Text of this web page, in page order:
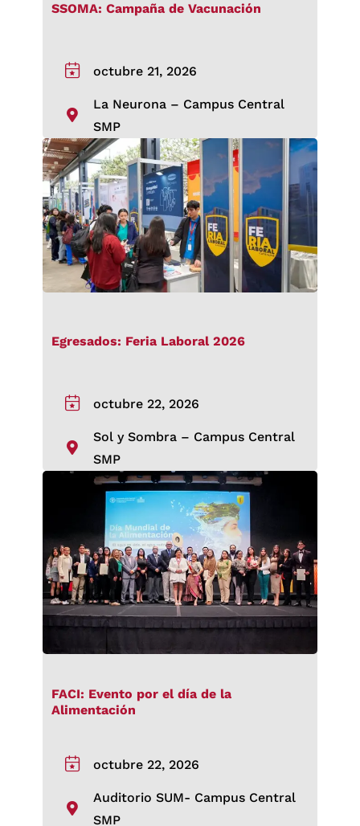
SSOMA: Campaña de Vacunación
octubre 21, 2026
La Neurona – Campus Central
SMP
Egresados: Feria Laboral 2026
octubre 22, 2026
Sol y Sombra – Campus Central
SMP
FACI: Evento por el día de la
Alimentación
octubre 22, 2026
Auditorio SUM- Campus Central
SMP